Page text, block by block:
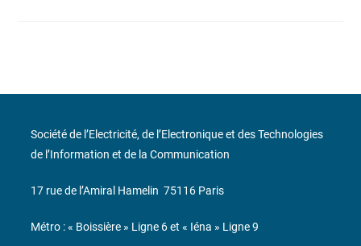
Société de l’Electricité, de l’Electronique et des Technologies
de l’Information et de la Communication
17 rue de l’Amiral Hamelin 75116 Paris
Métro : « Boissière » Ligne 6 et « Iéna » Ligne 9